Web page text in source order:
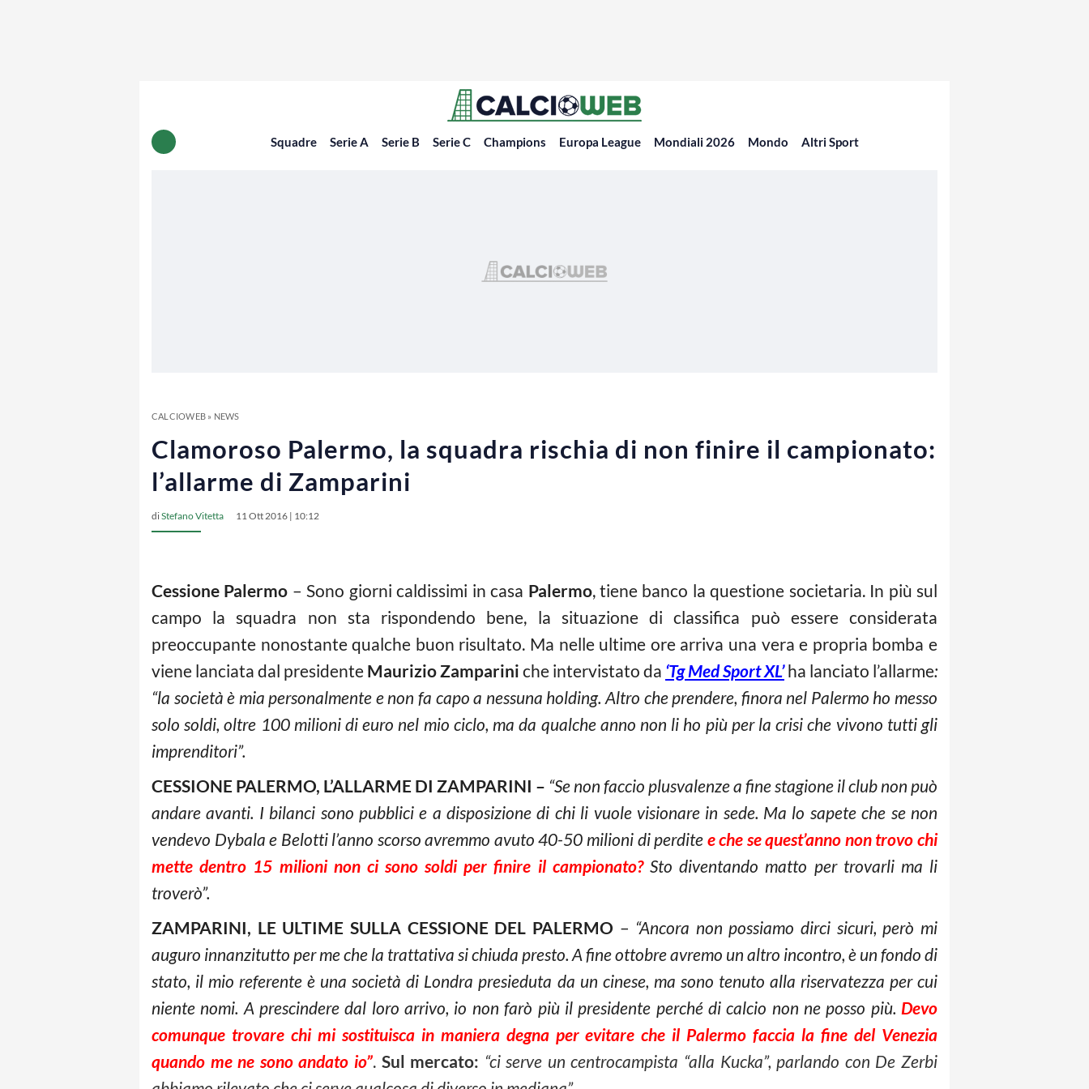
Squadre Serie A Serie B Serie C Champions Europa League Mondiali 2026 Mondo Altri Sport
CALCIOWEB» NEWS
Clamoroso Palermo, la squadra rischia di non finire il campionato:
l’allarme di Zamparini
diStefano Vitetta 11 Ott 2016 | 10:12
Cessione Palermo – Sono giorni caldissimi in casa Palermo, tiene banco la questione societaria. In più sul
campo la squadra non sta rispondendo bene, la situazione di classifica può essere considerata
preoccupante nonostante qualche buon risultato. Ma nelle ultime ore arriva una vera e propria bomba e
viene lanciata dal presidente Maurizio Zamparini che intervistato da ‘Tg Med Sport XL’ ha lanciato l’allarme:
“la società è mia personalmente e non fa capo a nessuna holding. Altro che prendere, finora nel Palermo ho messo
solo soldi, oltre 100 milioni di euro nel mio ciclo, ma da qualche anno non li ho più per la crisi che vivono tutti gli
imprenditori”.
CESSIONE PALERMO, L’ALLARME DI ZAMPARINI – “Se non faccio plusvalenze a fine stagione il club non può
andare avanti. I bilanci sono pubblici e a disposizione di chi li vuole visionare in sede. Ma lo sapete che se non
vendevo Dybala e Belotti l’anno scorso avremmo avuto 40-50 milioni di perdite e che se quest’anno non trovo chi
mette dentro 15 milioni non ci sono soldi per finire il campionato? Sto diventando matto per trovarli ma li
troverò”.
ZAMPARINI, LE ULTIME SULLA CESSIONE DEL PALERMO – “Ancora non possiamo dirci sicuri, però mi
auguro innanzitutto per me che la trattativa si chiuda presto. A fine ottobre avremo un altro incontro, è un fondo di
stato, il mio referente è una società di Londra presieduta da un cinese, ma sono tenuto alla riservatezza per cui
niente nomi. A prescindere dal loro arrivo, io non farò più il presidente perché di calcio non ne posso più. Devo
comunque trovare chi mi sostituisca in maniera degna per evitare che il Palermo faccia la fine del Venezia
quando me ne sono andato io”. Sul mercato: “ci serve un centrocampista “alla Kucka”, parlando con De Zerbi